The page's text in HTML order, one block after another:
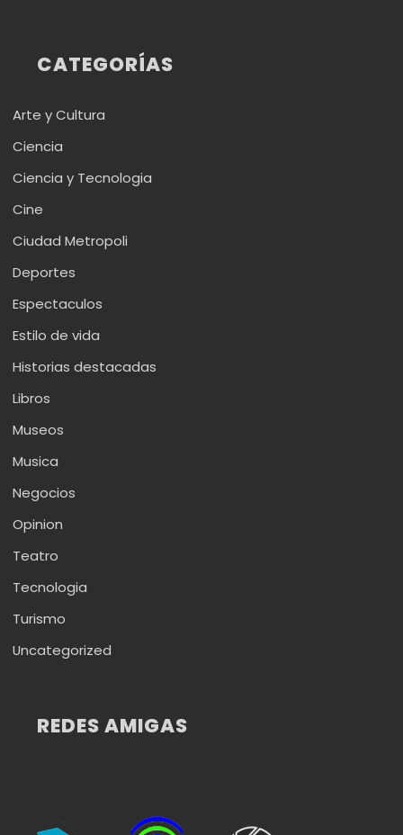
CATEGORÍAS
Arte y Cultura
Ciencia
Ciencia y Tecnologia
Cine
Ciudad Metropoli
Deportes
Espectaculos
Estilo de vida
Historias destacadas
Libros
Museos
Musica
Negocios
Opinion
Teatro
Tecnologia
Turismo
Uncategorized
REDES AMIGAS